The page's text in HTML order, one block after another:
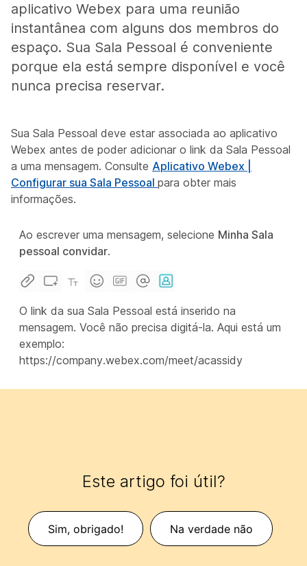
aplicativo Webex para uma reunião
instantânea com alguns dos membros do
espaço. Sua Sala Pessoal é conveniente
porque ela está sempre disponível e você
nunca precisa reservar.
Sua Sala Pessoal deve estar associada ao aplicativo
Webex antes de poder adicionar o link da Sala Pessoal
a uma mensagem. Consulte Aplicativo Webex |
Configurar sua Sala Pessoal para obter mais
informações.
Ao escrever uma mensagem, selecione Minha Sala
pessoal convidar.
O link da sua Sala Pessoal está inserido na
mensagem. Você não precisa digitá-la. Aqui está um
exemplo:
https://company.webex.com/meet/acassidy
Este artigo foi útil?
Sim, obrigado! Na verdade não